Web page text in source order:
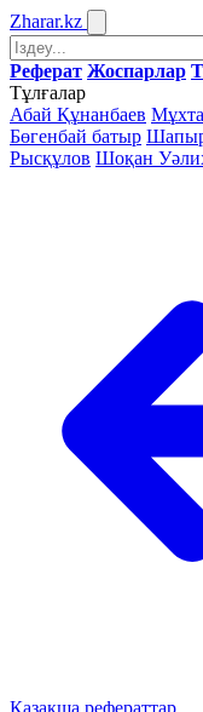
Zharar.kz
Реферат Жоспарлар
Тұлғалар
Абай Құнанбаев
Бөгенбай батыр
Рысқұлов Шоқан
Қазақша рефераттар